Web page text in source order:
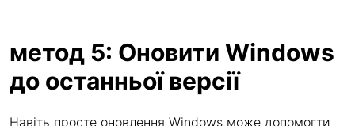
метод 5: Оновити Windows
до останньої версії
Навіть просте оновлення Windows може допомогти